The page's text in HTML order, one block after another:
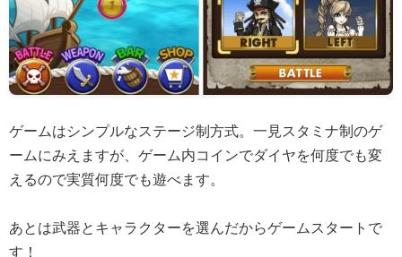
ゲームはシンプルなステージ制方式。一見スタミナ制のゲ
ームにみえますが、ゲーム内コインでダイヤを何度でも変
えるので実質何度でも遊べます。
あとは武器とキャラクターを選んだからゲームスタートで
す！